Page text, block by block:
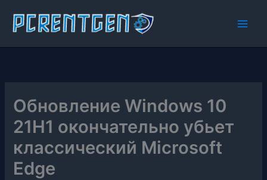
содержимому
Обновление Windows 10
21H1 окончательно убьет
классический Microsoft
Edge